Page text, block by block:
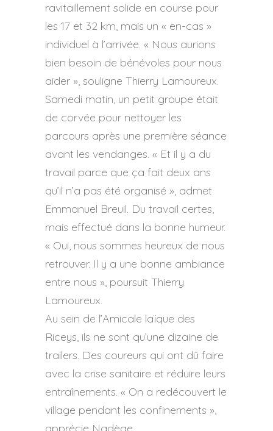
ravitaillement solide en course pour
les 17 et 32 km, mais un « en-cas »
individuel à l’arrivée. « Nous aurions
bien besoin de bénévoles pour nous
aider », souligne Thierry Lamoureux.
Samedi matin, un petit groupe était
de corvée pour nettoyer les
parcours après une première séance
avant les vendanges. « Et il y a du
travail parce que ça fait deux ans
qu’il n’a pas été organisé », admet
Emmanuel Breuil. Du travail certes,
mais effectué dans la bonne humeur.
« Oui, nous sommes heureux de nous
retrouver. Il y a une bonne ambiance
entre nous », poursuit Thierry
Lamoureux.
Au sein de l’Amicale laïque des
Riceys, ils ne sont qu’une dizaine de
trailers. Des coureurs qui ont dû faire
avec la crise sanitaire et réduire leurs
entraînements. « On a redécouvert le
village pendant les confinements »,